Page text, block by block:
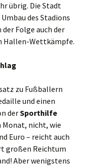
übrig. Die Stadt
des Stadions
Folge auch der
Hallen-Wettkämpfe.
zu Fußballern
und einen
derSporthilfe
Monat, nicht, wie
Euro – reicht auch
großen Reichtum
Aber wenigstens